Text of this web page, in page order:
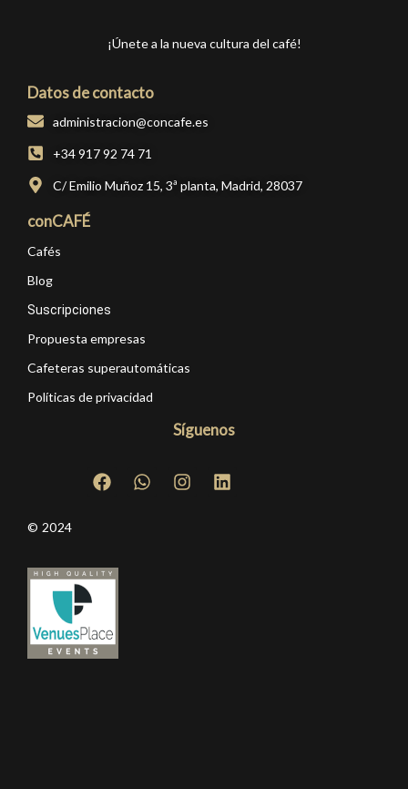
¡Únete a la nueva cultura del café!
Datos de contacto
administracion@concafe.es
+34 917 92 74 71
C/ Emilio Muñoz 15, 3ª planta, Madrid, 28037
conCAFÉ
Cafés
Blog
Suscripciones
Propuesta empresas
Cafeteras superautomáticas
Políticas de privacidad
Síguenos
© 2024